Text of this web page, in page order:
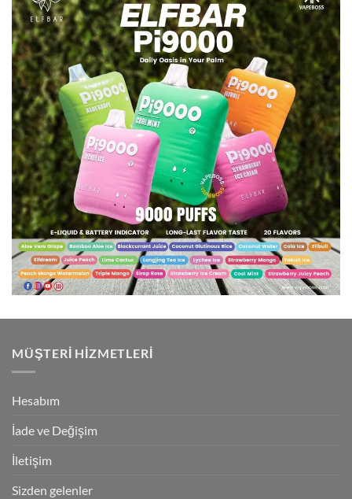
MÜŞTERI HIZMETLERI
Hesabım
İade ve Değişim
İletişim
Sizden gelenler